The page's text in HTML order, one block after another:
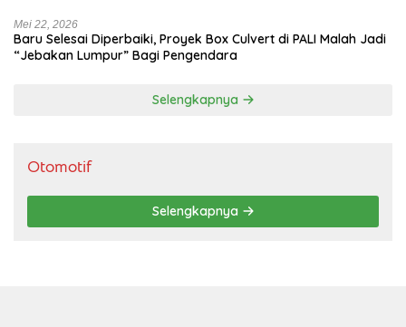
Mei 22, 2026
Baru Selesai Diperbaiki, Proyek Box Culvert di PALI Malah Jadi
“Jebakan Lumpur” Bagi Pengendara
Selengkapnya
Otomotif
Selengkapnya